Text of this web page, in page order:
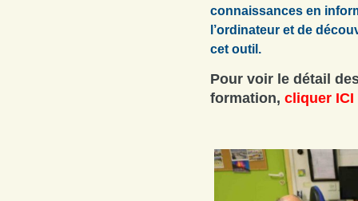
connaissances en
l’ordinateur et de
cet outil.
Pour voir le détail
formation, cliquer ICI